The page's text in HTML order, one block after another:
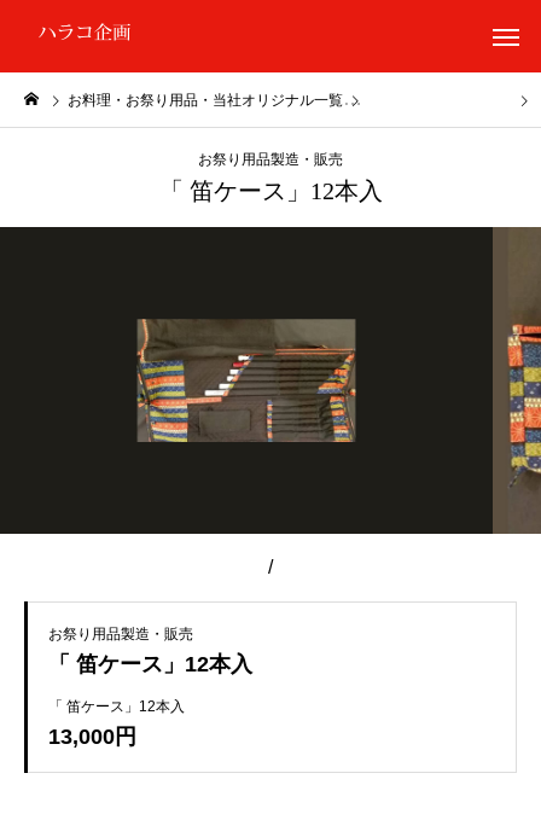
お料理・お祭り用品・当社オリジナル一覧
お祭り用品製造・販売
「 笛ケース」12本入
/
お祭り用品製造・販売
「 笛ケース」12本入
「 笛ケース」12本入
13,000円